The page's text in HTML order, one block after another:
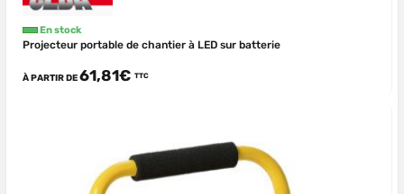
En stock
Projecteur portable de chantier à LED sur batterie
À PARTIR DE61,81€ TTC